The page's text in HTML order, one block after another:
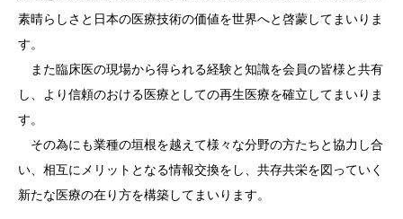
素晴らしさと日本の医療技術の価値を世界へと啓蒙してまいりま
す。
また臨床医の現場から得られる経験と知識を会員の皆様と共有
し、より信頼のおける医療としての再生医療を確立してまいりま
す。
その為にも業種の垣根を越えて様々な分野の方たちと協力し合
い、相互にメリットとなる情報交換をし、共存共栄を図っていく
新たな医療の在り方を構築してまいります。